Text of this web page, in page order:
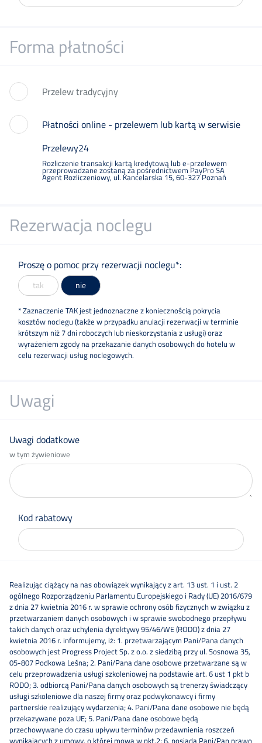
Forma płatności
Przelew tradycyjny
Płatności online - przelewem lub kartą w serwisie
Przelewy24
Rozliczenie transakcji kartą kredytową lub e-przelewem
przeprowadzane zostaną za pośrednictwem PayPro SA
Agent Rozliczeniowy, ul. Kancelarska 15, 60-327 Poznań
Rezerwacja noclegu
Proszę o pomoc przy rezerwacji noclegu*:
tak nie
* Zaznaczenie TAK jest jednoznaczne z koniecznością pokrycia
kosztów noclegu (także w przypadku anulacji rezerwacji w terminie
krótszym niż 7 dni roboczych lub nieskorzystania z usługi) oraz
wyrażeniem zgody na przekazanie danych osobowych do hotelu w
celu rezerwacji usług noclegowych.
Uwagi
Uwagi dodatkowe
w tym żywieniowe
Kod rabatowy
Realizując ciążący na nas obowiązek wynikający z art. 13 ust. 1 i ust. 2
ogólnego Rozporządzeniu Parlamentu Europejskiego i Rady (UE) 2016/679
z dnia 27 kwietnia 2016 r. w sprawie ochrony osób fizycznych w związku z
przetwarzaniem danych osobowych i w sprawie swobodnego przepływu
takich danych oraz uchylenia dyrektywy 95/46/WE (RODO) z dnia 27
kwietnia 2016 r. informujemy, iż: 1. przetwarzającym Pani/Pana danych
osobowych jest Progress Project Sp. z o.o. z siedzibą przy ul. Sosnowa 35,
05-807 Podkowa Leśna; 2. Pani/Pana dane osobowe przetwarzane są w
celu przeprowadzenia usługi szkoleniowej na podstawie art. 6 ust 1 pkt b
RODO; 3. odbiorcą Pani/Pana danych osobowych są trenerzy świadczący
usługi szkoleniowe dla naszej firmy oraz podwykonawcy i firmy
partnerskie realizujący wydarzenia; 4. Pani/Pana dane osobowe nie będą
przekazywane poza UE; 5. Pani/Pana dane osobowe będą
przechowywane do czasu upływu terminów przedawnienia roszczeń